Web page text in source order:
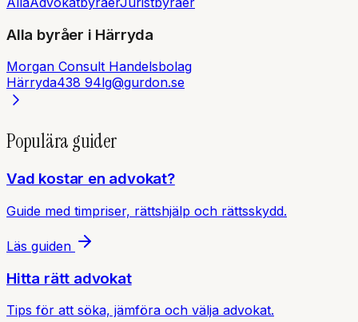
Alla byråer i Härryda
Morgan Consult Handelsbolag
Härryda438 94lg@gurdon.se
Populära guider
Vad kostar en advokat?
Guide med timpriser, rättshjälp och rättsskydd.
Läs guiden
Hitta rätt advokat
Tips för att söka, jämföra och välja advokat.